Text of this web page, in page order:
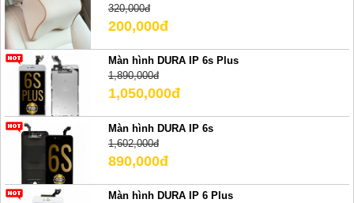
320,000đ
200,000đ
Màn hình DURA IP 6s Plus
1,890,000đ
1,050,000đ
Màn hình DURA IP 6s
1,602,000đ
890,000đ
Màn hình DURA IP 6 Plus